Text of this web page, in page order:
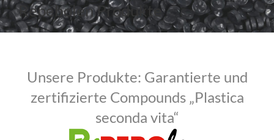
Produkte
Unser Labor
Repebolen Produkte
Unsere Produkte: Garantierte und
zertifizierte Compounds „Plastica
seconda vita“